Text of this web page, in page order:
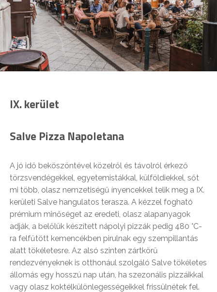
IX. kerület
Salve Pizza Napoletana
A jó idő beköszöntével közelről és távolról érkező
törzsvendégekkel, egyetemistákkal, külföldiekkel, sőt
mi több, olasz nemzetiségű ínyencekkel telik meg a IX.
kerületi Salve hangulatos terasza. A kézzel fogható
prémium minőséget az eredeti, olasz alapanyagok
adják, a belőlük készített nápolyi pizzák pedig 480 °C-
ra felfűtött kemencékben pirulnak egy szempillantás
alatt tökéletesre. Az alsó szinten zártkörű
rendezvényeknek is otthonául szolgáló Salve tökéletes
állomás egy hosszú nap után, ha szezonális pizzáikkal
vagy olasz koktélkülönlegességeikkel frissülnétek fel.